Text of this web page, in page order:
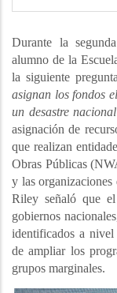
Durante la
alumno de la
la siguiente
asignan los fondos
un desastre
asignación de
que realizan
Obras Públicas
y las organizaciones
Riley señaló que
gobiernos
identificados a
de ampliar los
grupos marginales.